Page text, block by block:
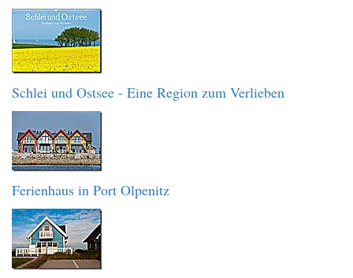
Schlei und Ostsee - Eine Region zum Verlieben
Ferienhaus in Port Olpenitz